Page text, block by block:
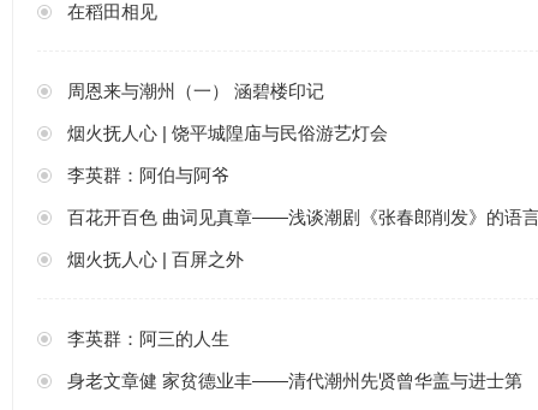
在稻田相见
周恩来与潮州（一） 涵碧楼印记
烟火抚人心 | 饶平城隍庙与民俗游艺灯会
李英群：阿伯与阿爷
百花开百色 曲词见真章——浅谈潮剧《张春郎削发》的语
烟火抚人心 | 百屏之外
李英群：阿三的人生
身老文章健 家贫德业丰——清代潮州先贤曾华盖与进士第